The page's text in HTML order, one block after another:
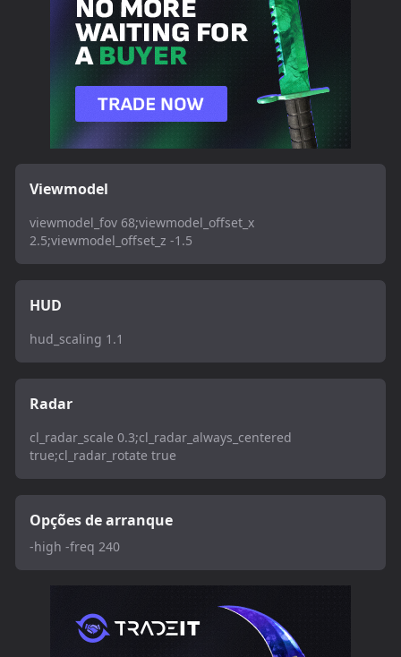
Viewmodel
viewmodel_fov 68;viewmodel_offset_x
2.5;viewmodel_offset_z -1.5
HUD
hud_scaling 1.1
Radar
cl_radar_scale 0.3;cl_radar_always_centered
true;cl_radar_rotate true
Opções de arranque
-high -freq 240